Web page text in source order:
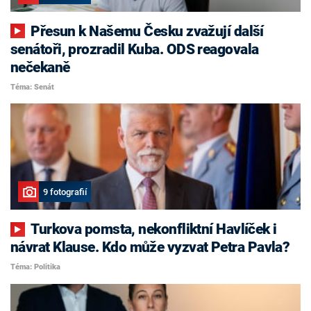
senátoři, prozradil Kuba. ODS reagovala
nečekaně
Téma: Senát
9 fotografií
Turkova pomsta, nekonfliktní Havlíček i
návrat Klause. Kdo může vyzvat Petra Pavla?
Téma: Politika